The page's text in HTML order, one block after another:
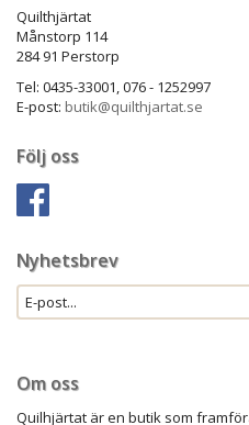
Quilthjärtat
Månstorp 114
284 91 Perstorp
Tel: 0435-33001, 076 - 1252997
E-post: butik@quilthjartat.se
Följ oss
Nyhetsbrev
Om oss
Quilhjärtat är en butik som